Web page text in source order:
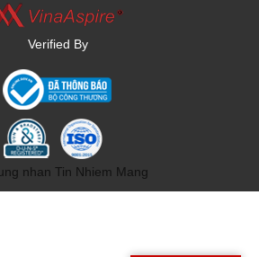
Verified By